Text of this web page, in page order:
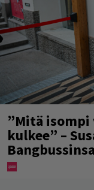
”Mitä isompi
kulkee” –